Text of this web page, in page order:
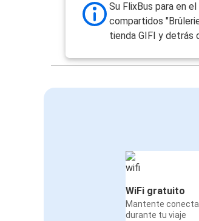
Su FlixBus para en
compartidos
tienda GIFI y detrás
WiFi gratuito
Mantente
durante tu viaje